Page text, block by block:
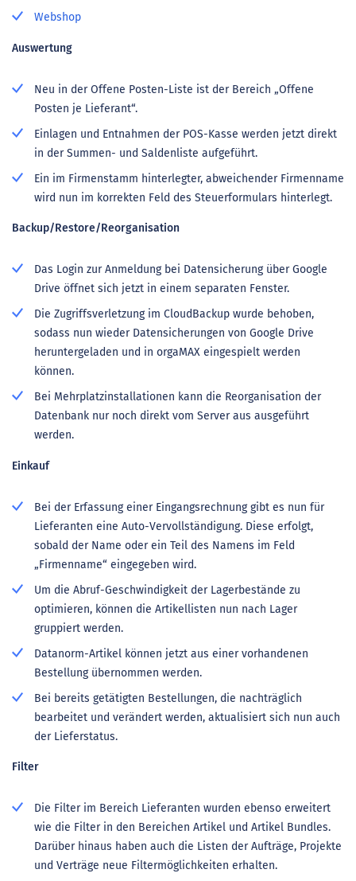
Webshop
Auswertung
Neu in der Offene Posten-Liste ist der Bereich „Offene
Posten je Lieferant“.
Einlagen und Entnahmen der POS-Kasse werden jetzt direkt
in der Summen- und Saldenliste aufgeführt.
Ein im Firmenstamm hinterlegter, abweichender Firmenname
wird nun im korrekten Feld des Steuerformulars hinterlegt.
Backup/Restore/Reorganisation
Das Login zur Anmeldung bei Datensicherung über Google
Drive öffnet sich jetzt in einem separaten Fenster.
Die Zugriffsverletzung im CloudBackup wurde behoben,
sodass nun wieder Datensicherungen von Google Drive
heruntergeladen und in orgaMAX eingespielt werden
können.
Bei Mehrplatzinstallationen kann die Reorganisation der
Datenbank nur noch direkt vom Server aus ausgeführt
werden.
Einkauf
Bei der Erfassung einer Eingangsrechnung gibt es nun für
Lieferanten eine Auto-Vervollständigung. Diese erfolgt,
sobald der Name oder ein Teil des Namens im Feld
„Firmenname“ eingegeben wird.
Um die Abruf-Geschwindigkeit der Lagerbestände zu
optimieren, können die Artikellisten nun nach Lager
gruppiert werden.
Datanorm-Artikel können jetzt aus einer vorhandenen
Bestellung übernommen werden.
Bei bereits getätigten Bestellungen, die nachträglich
bearbeitet und verändert werden, aktualisiert sich nun auch
der Lieferstatus.
Filter
Die Filter im Bereich Lieferanten wurden ebenso erweitert
wie die Filter in den Bereichen Artikel und Artikel Bundles.
Darüber hinaus haben auch die Listen der Aufträge, Projekte
und Verträge neue Filtermöglichkeiten erhalten.